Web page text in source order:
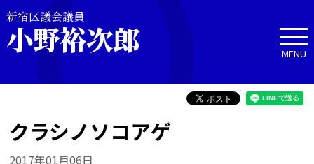
新宿区議会議員
小野裕次郎 MENU
クラシノソコアゲ
2017年01月06日